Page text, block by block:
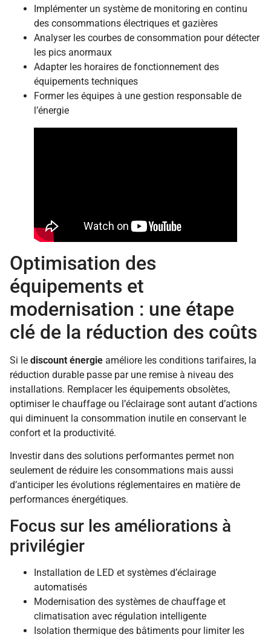
Implémenter un système de monitoring en continu
des consommations électriques et gazières
Analyser les courbes de consommation pour détecter
les pics anormaux
Adapter les horaires de fonctionnement des
équipements techniques
Former les équipes à une gestion responsable de
l’énergie
Optimisation des
équipements et
modernisation : une étape
clé de la réduction des coûts
Si le discount énergie améliore les conditions tarifaires, la
réduction durable passe par une remise à niveau des
installations. Remplacer les équipements obsolètes,
optimiser le chauffage ou l’éclairage sont autant d’actions
qui diminuent la consommation inutile en conservant le
confort et la productivité.
Investir dans des solutions performantes permet non
seulement de réduire les consommations mais aussi
d’anticiper les évolutions réglementaires en matière de
performances énergétiques.
Focus sur les améliorations à
privilégier
Installation de LED et systèmes d’éclairage
automatisés
Modernisation des systèmes de chauffage et
climatisation avec régulation intelligente
Isolation thermique des bâtiments pour limiter les